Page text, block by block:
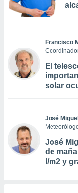
Francisco
El
solar
José
José
de
l/m2 y